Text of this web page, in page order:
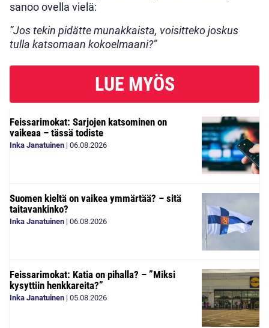
sanoo ovella vielä:
”Jos tekin pidätte munakkaista, voisitteko joskus
tulla katsomaan kokoelmaani?”
LUE MYÖS
Feissarimokat: Sarjojen katsominen on
vaikeaa – tässä todiste
Inka Janatuinen | 06.08.2026
Suomen kieltä on vaikea ymmärtää? – sitä
taitavankinko?
Inka Janatuinen | 06.08.2026
Feissarimokat: Katia on pihalla? – ”Miksi
kysyttiin henkkareita?”
Inka Janatuinen | 05.08.2026